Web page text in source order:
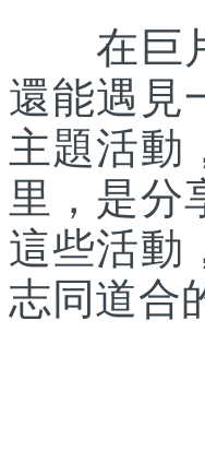
在巨片
還能遇見
主題活動
里，是分
這些活動
志同道合